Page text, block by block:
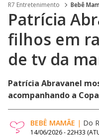
R7 Entretenimento Bebê
Patrícia
filhos em
de tv da
Patrícia Abravanel
acompanhando a
BEBÊ MAMÃE | Do
14/06/2026 - 22H33